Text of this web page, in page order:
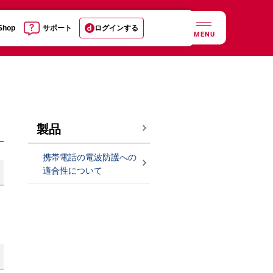
サポート ログインする
MENU
製品
携帯電話の電波防護への
適合性について